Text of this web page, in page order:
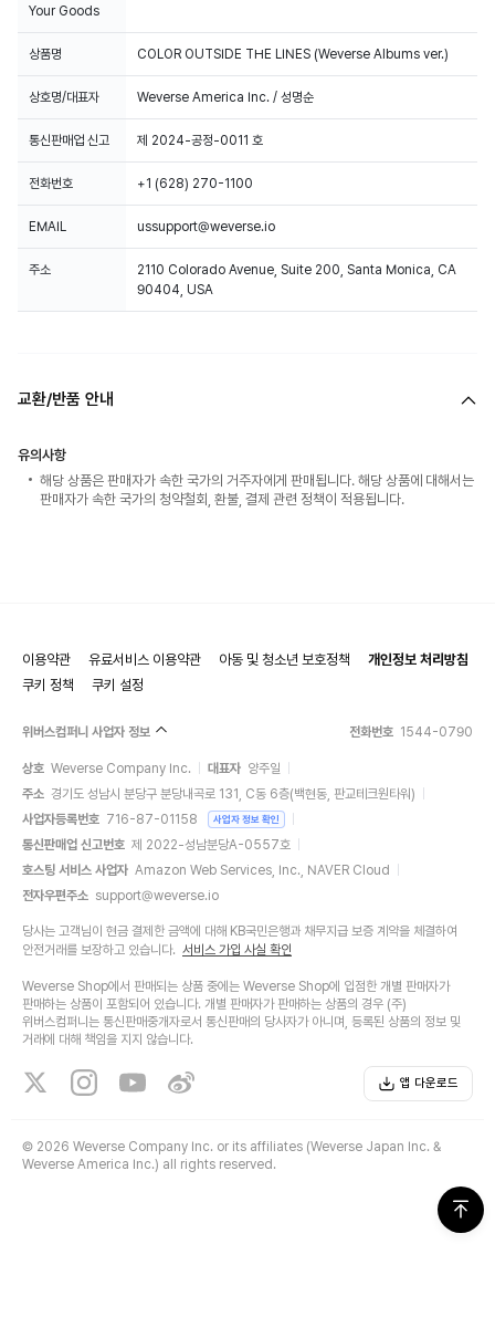
Your Goods
상품명 COLOR OUTSIDE THE LINES (Weverse Albums ver.)
상호명/대표자 Weverse America Inc. / 성명순
통신판매업 신고 제 2024-공정-0011 호
전화번호 +1 (628) 270-1100
EMAIL ussupport@weverse.io
주소
2110 Colorado Avenue, Suite 200, Santa Monica, CA
90404, USA
교환/반품 안내
유의사항
해당 상품은 판매자가 속한 국가의 거주자에게 판매됩니다. 해당 상품에 대해서는
판매자가 속한 국가의 청약철회, 환불, 결제 관련 정책이 적용됩니다.
이용약관 유료서비스 이용약관 아동 및 청소년 보호정책
개인정보 처리방침
쿠키 정책
쿠키 설정
위버스컴퍼니 사업자 정보 전화번호 1544-0790
상호 Weverse Company Inc. 대표자 양주일
주소 경기도 성남시 분당구 분당내곡로 131, C동 6층(백현동, 판교테크원타워)
사업자등록번호 716-87-01158 사업자 정보 확인
통신판매업 신고번호 제 2022-성남분당A-0557호
호스팅 서비스 사업자 Amazon Web Services, Inc., NAVER Cloud
전자우편주소 support@weverse.io
당사는 고객님이 현금 결제한 금액에 대해 KB국민은행과 채무지급 보증 계약을 체결하여
안전거래를 보장하고 있습니다. 서비스 가입 사실 확인
Weverse Shop에서 판매되는 상품 중에는 Weverse Shop에 입점한 개별 판매자가
판매하는 상품이 포함되어 있습니다. 개별 판매자가 판매하는 상품의 경우 (주)
위버스컴퍼니는 통신판매중개자로서 통신판매의 당사자가 아니며, 등록된 상품의 정보 및
거래에 대해 책임을 지지 않습니다.
앱 다운로드
© 2026 Weverse Company Inc. or its affiliates (Weverse Japan Inc. &
Weverse America Inc.) all rights reserved.